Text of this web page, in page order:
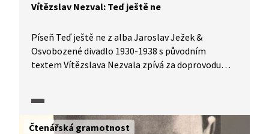
Vítězslav Nezval: Teď ještě ne
Píseň Teď ještě ne z alba Jaroslav Ježek &
Osvobozené divadlo 1930-1938 s původním
textem Vítězslava Nezvala zpívá za doprovodu
Čtenářská gramotnost